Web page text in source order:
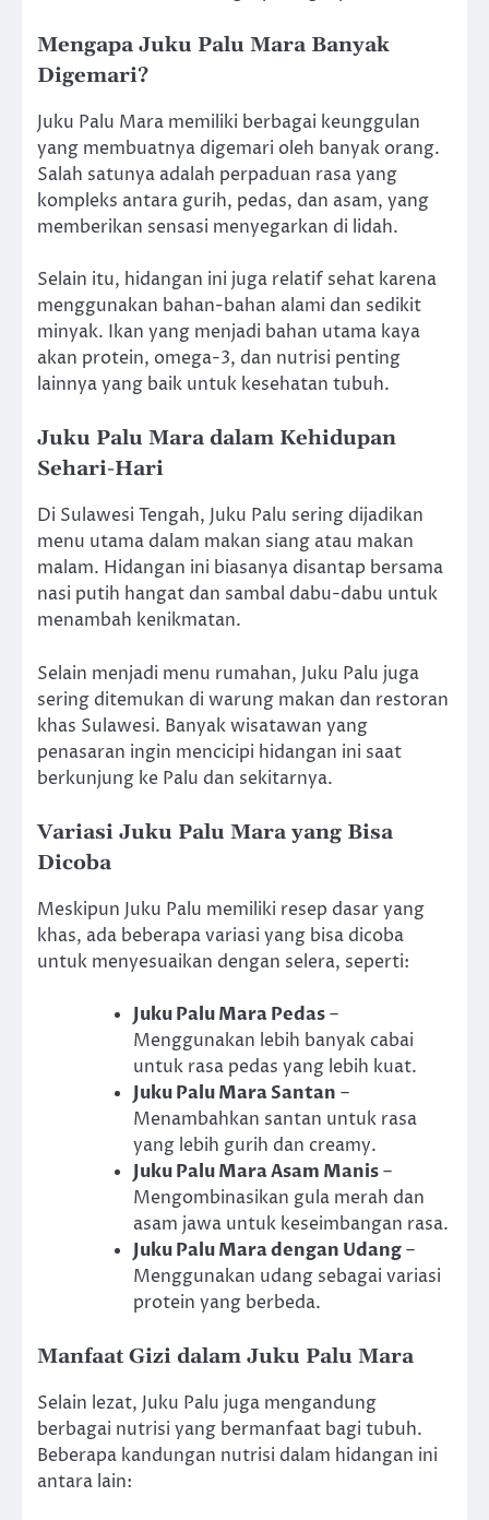
Mengapa Juku Palu Mara Banyak
Digemari?
Juku Palu Mara memiliki berbagai keunggulan
yang membuatnya digemari oleh banyak orang.
Salah satunya adalah perpaduan rasa yang
kompleks antara gurih, pedas, dan asam, yang
memberikan sensasi menyegarkan di lidah.
Selain itu, hidangan ini juga relatif sehat karena
menggunakan bahan-bahan alami dan sedikit
minyak. Ikan yang menjadi bahan utama kaya
akan protein, omega-3, dan nutrisi penting
lainnya yang baik untuk kesehatan tubuh.
Juku Palu Mara dalam Kehidupan
Sehari-Hari
Di Sulawesi Tengah, Juku Palu sering dijadikan
menu utama dalam makan siang atau makan
malam. Hidangan ini biasanya disantap bersama
nasi putih hangat dan sambal dabu-dabu untuk
menambah kenikmatan.
Selain menjadi menu rumahan, Juku Palu juga
sering ditemukan di warung makan dan restoran
khas Sulawesi. Banyak wisatawan yang
penasaran ingin mencicipi hidangan ini saat
berkunjung ke Palu dan sekitarnya.
Variasi Juku Palu Mara yang Bisa
Dicoba
Meskipun Juku Palu memiliki resep dasar yang
khas, ada beberapa variasi yang bisa dicoba
untuk menyesuaikan dengan selera, seperti:
Juku Palu Mara Pedas–
Menggunakan lebih banyak cabai
untuk rasa pedas yang lebih kuat.
Juku Palu Mara Santan –
Menambahkan santan untuk rasa
yang lebih gurih dan creamy.
Juku Palu Mara Asam Manis–
Mengombinasikan gula merah dan
asam jawa untuk keseimbangan rasa.
Juku Palu Mara dengan Udang–
Menggunakan udang sebagai variasi
protein yang berbeda.
Manfaat Gizi dalam Juku Palu Mara
Selain lezat, Juku Palu juga mengandung
berbagai nutrisi yang bermanfaat bagi tubuh.
Beberapa kandungan nutrisi dalam hidangan ini
antara lain: